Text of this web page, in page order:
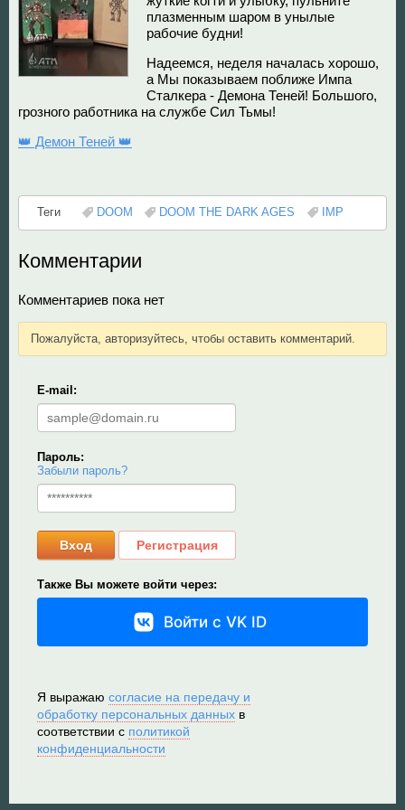
DOOM The Dark Ages
Dungeon Keeper
Fallout
Half Life
Hollow Knight
Mortal Kombat
Remedy Entertainment
StarCraft
Diablo
DOOM
Mass Effect
Remedy Entertainment
StarCraft
плазменным шаром в унылые
рабочие будни!
Надеемся, неделя началась хорошо,
а Мы показываем поближе Импа
Сталкера - Демона Теней! Большого,
грозного работника на службе Сил Тьмы!
👑 Демон Теней 👑
Теги DOOM DOOM THE DARK AGES IMP
Комментарии
Комментариев пока нет
Пожалуйста, авторизуйтесь, чтобы оставить комментарий.
E-mail:
Пароль:
Забыли пароль?
Регистрация
Вход
Также Вы можете войти через:
Войти с VK ID
Я выражаю согласие на передачу и
обработку персональных данных в
соответствии с политикой
конфиденциальности